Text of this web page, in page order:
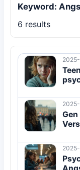
Keyword:
6 results